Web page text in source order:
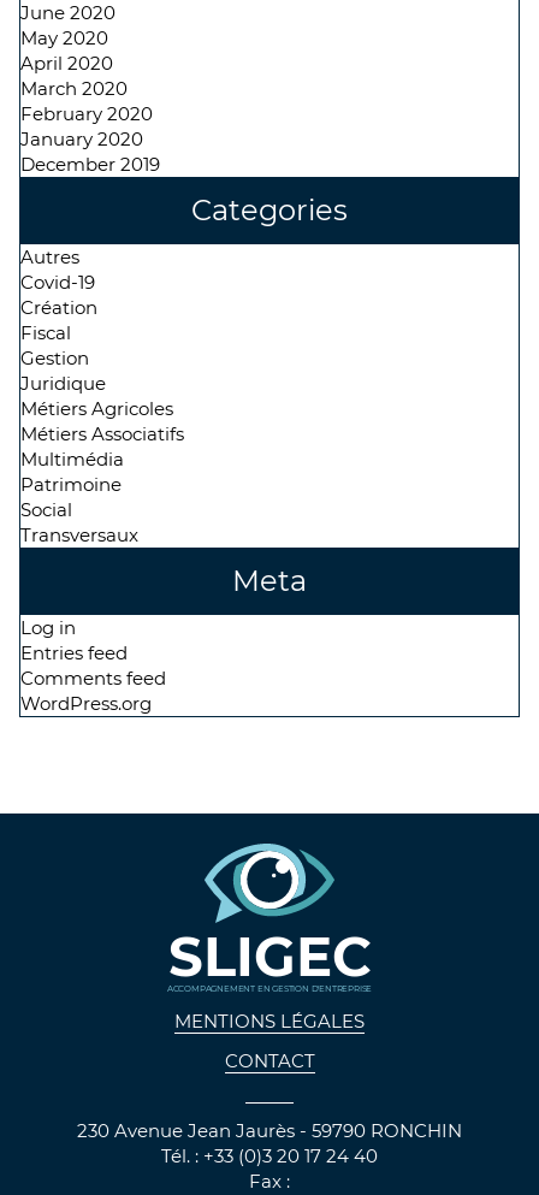
June 2020
May 2020
April 2020
March 2020
February 2020
January 2020
December 2019
Categories
Autres
Covid-19
Création
Fiscal
Gestion
Juridique
Métiers Agricoles
Métiers Associatifs
Multimédia
Patrimoine
Social
Transversaux
Meta
Log in
Entries feed
Comments feed
WordPress.org
SLIGEC
ACCOMPAGNEMENT EN GESTION D'ENTREPRISE
MENTIONS LÉGALES
CONTACT
230 Avenue Jean Jaurès - 59790 RONCHIN
Tél. : +33 (0)3 20 17 24 40
Fax :